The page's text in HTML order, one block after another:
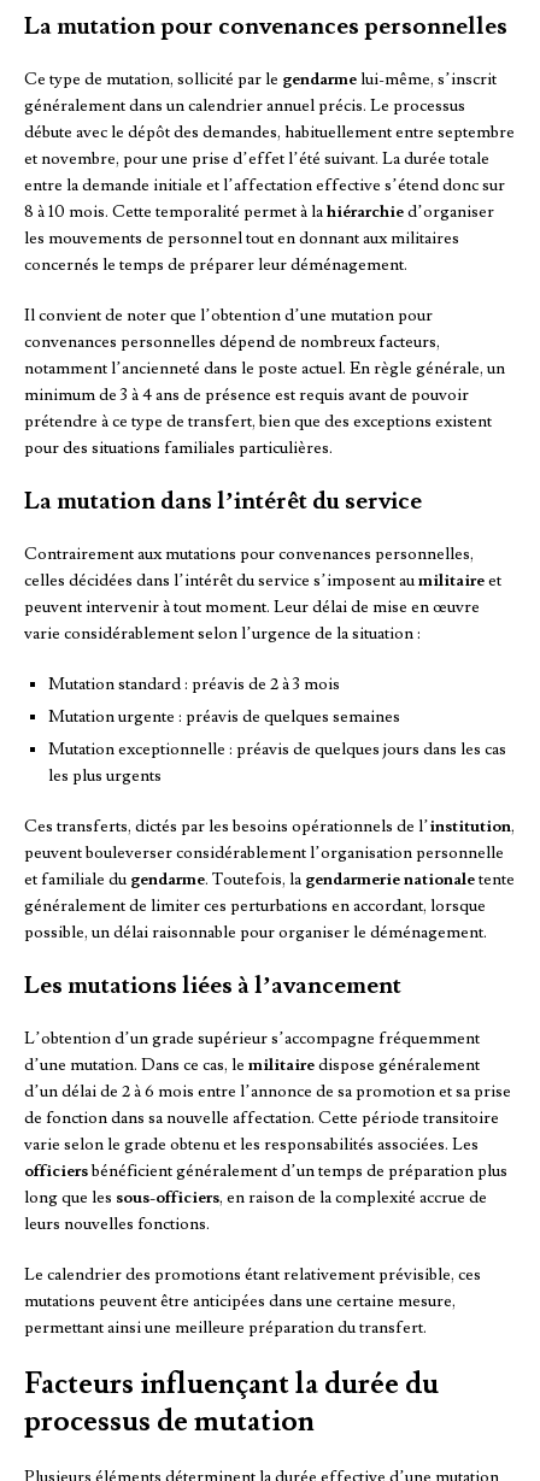
La mutation pour convenances personnelles
Ce type de mutation, sollicité par le gendarmelui-même, s’inscrit
généralement dans un calendrier annuel précis. Le processus
débute avec le dépôt des demandes, habituellement entre septembre
et novembre, pour une prise d’effet l’été suivant. La durée totale
entre la demande initiale et l’affectation effective s’étend donc sur
8 à 10 mois. Cette temporalité permet à lahiérarchied’organiser
les mouvements de personnel tout en donnant aux militaires
concernés le temps de préparer leur déménagement.
Il convient de noter que l’obtention d’une mutation pour
convenances personnelles dépend de nombreux facteurs,
notamment l’ancienneté dans le poste actuel. En règle générale, un
minimum de 3 à 4 ans de présence est requis avant de pouvoir
prétendre à ce type de transfert, bien que des exceptions existent
pour des situations familiales particulières.
La mutation dans l’intérêt du service
Contrairement aux mutations pour convenances personnelles,
celles décidées dans l’intérêt du service s’imposent aumilitaireet
peuvent intervenir à tout moment. Leur délai de mise en œuvre
varie considérablement selon l’urgence de la situation :
Mutation standard : préavis de 2 à 3 mois
Mutation urgente : préavis de quelques semaines
Mutation exceptionnelle : préavis de quelques jours dans les cas
les plus urgents
Ces transferts, dictés par les besoins opérationnels de l’institution,
peuvent bouleverser considérablement l’organisation personnelle
et familiale dugendarme. Toutefois, la gendarmerie nationaletente
généralement de limiter ces perturbations en accordant, lorsque
possible, un délai raisonnable pour organiser le déménagement.
Les mutations liées à l’avancement
L’obtention d’un grade supérieur s’accompagne fréquemment
d’une mutation. Dans ce cas, le militairedispose généralement
d’un délai de 2 à 6 mois entre l’annonce de sa promotion et sa prise
de fonction dans sa nouvelle affectation. Cette période transitoire
varie selon le grade obtenu et les responsabilités associées. Les
officiersbénéficient généralement d’un temps de préparation plus
long que les sous-officiers, en raison de la complexité accrue de
leurs nouvelles fonctions.
Le calendrier des promotions étant relativement prévisible, ces
mutations peuvent être anticipées dans une certaine mesure,
permettant ainsi une meilleure préparation du transfert.
Facteurs influençant la durée du
processus de mutation